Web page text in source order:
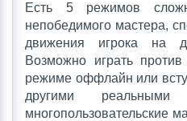
Есть 5 режимов
непобедимого мастера,
движения игрока на
Возможно играть
режиме оффлайн или
другими реальными
многопользовательские